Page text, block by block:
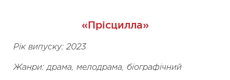
«Прісцилла»
Рік випуску: 2023
Жанри: драма, мелодрама, біографічний